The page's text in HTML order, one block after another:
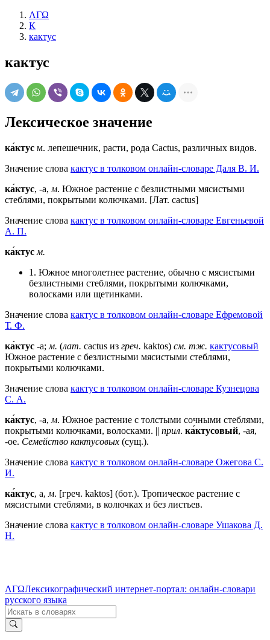
ΛΓΩ
К
кактус
кактус
Лексическое значение
ка́ктус м. лепешечник, расти, рода Cactus, различных видов.
Значение слова кактус в толковом онлайн-словаре Даля В. И.
ка́ктус, -а, м. Южное растение с безлистными мясистыми
стеблями, покрытыми колючками. [Лат. cactus]
Значение слова кактус в толковом онлайн-словаре Евгеньевой
А. П.
ка́ктус м.
1. Южное многолетнее растение, обычно с мясистыми
безлистными стеблями, покрытыми колючками,
волосками или щетинками.
Значение слова кактус в толковом онлайн-словаре Ефремовой
Т. Ф.
ка́ктус -а; м. (лат. cactus из греч. kaktos) см. тж. кактусовый
Южное растение с безлистными мясистыми стеблями,
покрытыми колючками.
Значение слова кактус в толковом онлайн-словаре Кузнецова
С. А.
ка́ктус, -а, м. Южное растение с толстыми сочными стеблями,
покрытыми колючками, волосками. || прил. ка́ктусовый, -ая,
-ое. Семейство кактусовых (сущ.).
Значение слова кактус в толковом онлайн-словаре Ожегова C.
И.
ка́ктус, а, м. [греч. kaktos] (бот.). Тропическое растение с
мясистыми стеблями, в колючках и без листьев.
Значение слова кактус в толковом онлайн-словаре Ушакова Д.
Н.
ΛΓΩЛексикографический интернет-портал: онлайн-словари
русского языка